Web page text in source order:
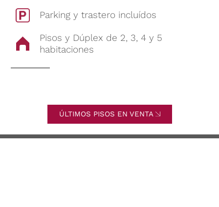
Parking y trastero incluídos
Pisos y Dúplex de 2, 3, 4 y 5
habitaciones
ÚLTIMOS PISOS EN VENTA